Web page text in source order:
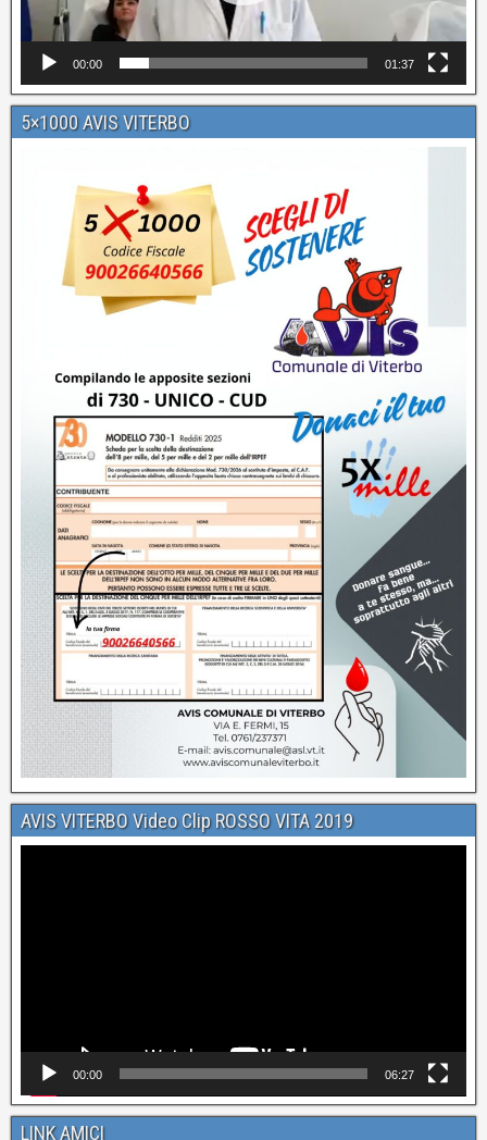
00:00 01:37
5×1000 AVIS VITERBO
AVIS VITERBO Video Clip ROSSO VITA 2019
00:00 06:27
LINK AMICI